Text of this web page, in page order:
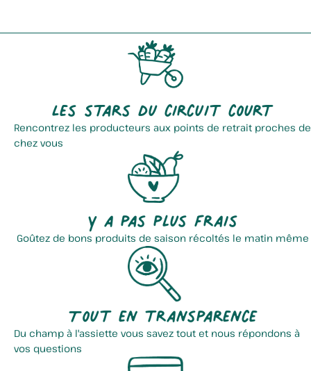
Cidrerie Du Pays Des Coudriers
Les stars du circuit court
Rencontrez les producteurs aux points de retrait proches de
chez vous
Y a pas plus frais
Goûtez de bons produits de saison récoltés le matin même
Tout en transparence
Du champ à l'assiette vous savez tout et nous répondons à
vos questions